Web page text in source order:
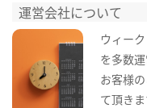
運営会社について
ウィー
を多数運
お客様
て頂きま